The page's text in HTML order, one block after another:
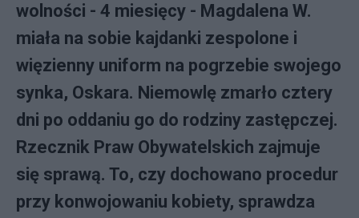
wolności - 4 miesięcy - Magdalena W.
miała na sobie kajdanki zespolone i
więzienny uniform na pogrzebie swojego
synka, Oskara. Niemowlę zmarło cztery
dni po oddaniu go do rodziny zastępczej.
Rzecznik Praw Obywatelskich zajmuje
się sprawą. To, czy dochowano procedur
przy konwojowaniu kobiety, sprawdza